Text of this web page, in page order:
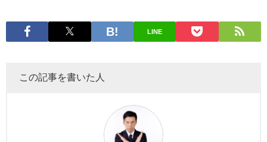
LINE
この記事を書いた人